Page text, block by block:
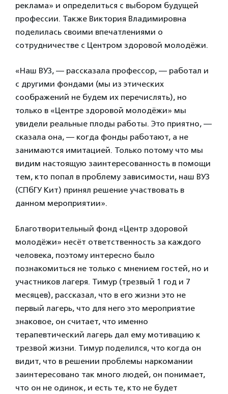
реклама» и определиться с выбором будущей
профессии. Также Виктория Владимировна
поделилась своими впечатлениями о
сотрудничестве с Центром здоровой молодёжи.
«Наш ВУЗ, — рассказала профессор, — работал и
с другими фондами (мы из этических
соображений не будем их перечислять), но
только в «Центре здоровой молодёжи» мы
увидели реальные плоды работы. Это приятно, —
сказала она, — когда фонды работают, а не
занимаются имитацией. Только потому что мы
видим настоящую заинтересованность в помощи
тем, кто попал в проблему зависимости, наш ВУЗ
(СПбГУ Кит) принял решение участвовать в
данном мероприятии».
Благотворительный фонд «Центр здоровой
молодёжи» несёт ответственность за каждого
человека, поэтому интересно было
познакомиться не только с мнением гостей, но и
участников лагеря. Тимур (трезвый 1 год и 7
месяцев), рассказал, что в его жизни это не
первый лагерь, что для него это мероприятие
знаковое, он считает, что именно
терапевтический лагерь дал ему мотивацию к
трезвой жизни. Тимур поделился, что когда он
видит, что в решении проблемы наркомании
заинтересовано так много людей, он понимает,
что он не одинок, и есть те, кто не будет